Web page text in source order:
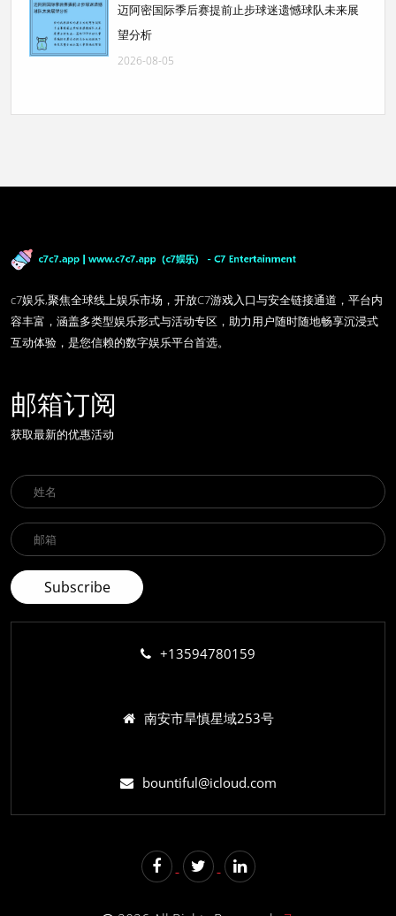
迈阿密国际季后赛提前止步球迷遗憾球队未来展
望分析
2026-08-05
c7娱乐,聚焦全球线上娱乐市场，开放C7游戏入口与安全链接通道，平台内
容丰富，涵盖多类型娱乐形式与活动专区，助力用户随时随地畅享沉浸式
互动体验，是您信赖的数字娱乐平台首选。
邮箱订阅
获取最新的优惠活动
+13594780159
南安市旱慎星域253号
bountiful@icloud.com